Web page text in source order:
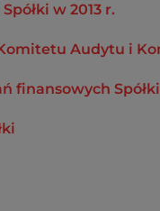
w 2013 r.
Audytu i
Spółki